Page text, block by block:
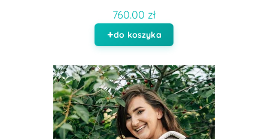
760.00 zł
do koszyka